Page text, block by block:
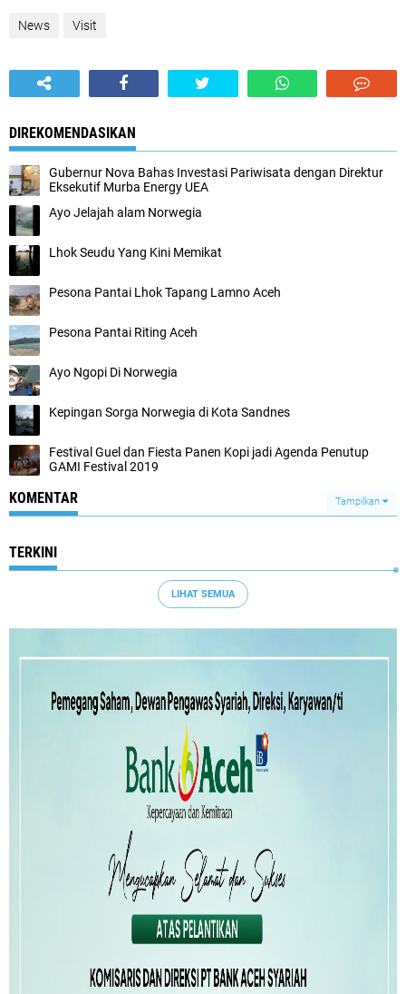
News Visit
DIREKOMENDASIKAN
Gubernur Nova Bahas Investasi Pariwisata dengan Direktur
Eksekutif Murba Energy UEA
Ayo Jelajah alam Norwegia
Lhok Seudu Yang Kini Memikat
Pesona Pantai Lhok Tapang Lamno Aceh
Pesona Pantai Riting Aceh
Ayo Ngopi Di Norwegia
Kepingan Sorga Norwegia di Kota Sandnes
Festival Guel dan Fiesta Panen Kopi jadi Agenda Penutup
GAMI Festival 2019
KOMENTAR Tampilkan
TERKINI
LIHAT SEMUA